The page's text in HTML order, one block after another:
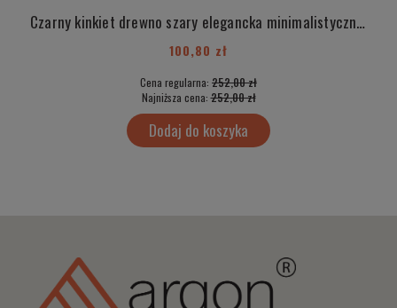
Czarny kinkiet drewno szary elegancka minimalistyczna TEQUILA 690
100,80 zł
Cena regularna: 252,00 zł
Najniższa cena:252,00 zł
Dodaj do koszyka